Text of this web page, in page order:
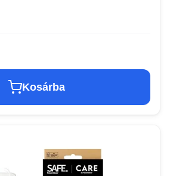
Kosárba